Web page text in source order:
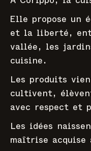
Elle propose
et la liberté,
vallée, les
cuisine.
Les produits
cultivent,
avec respect et
Les idées
maîtrise acquise